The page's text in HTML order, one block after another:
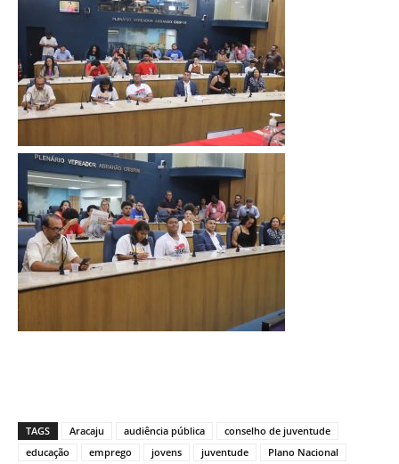
TAGS Aracaju audiência pública
conselho de juventude
educação
emprego jovens juventude
Plano Nacional